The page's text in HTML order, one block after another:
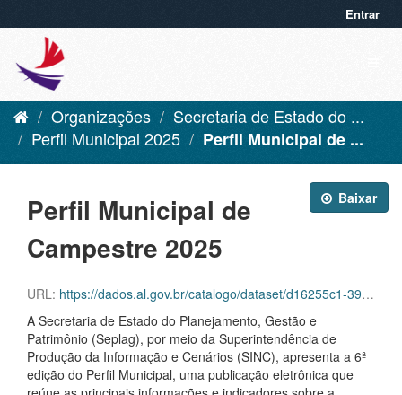
Entrar
Organizações
Secretaria de Estado do ...
Perfil Municipal 2025
Perfil Municipal de ...
Baixar
Perfil Municipal de
Campestre 2025
URL: https://dados.al.gov.br/catalogo/dataset/d16255c1-39f6-42aa-92c8-eca419432ebf/resource/50dedd62-7bfa-4798-b863-2be5caaae516/download/campestre.pdf
A Secretaria de Estado do Planejamento, Gestão e
Patrimônio (Seplag), por meio da Superintendência de
Produção da Informação e Cenários (SINC), apresenta a 6ª
edição do Perfil Municipal, uma publicação eletrônica que